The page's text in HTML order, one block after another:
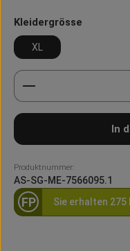
Kleidergrösse
XL
Produkt Anzahl:
In
Produktnummer:
AS-SG-ME-7566095.1
FP Sie erhalten